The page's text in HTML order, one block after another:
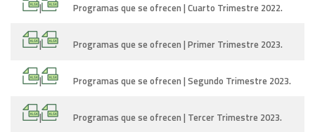
| Programas que se ofrecen | Cuarto Trimestre 2022.
| Programas que se ofrecen | Primer Trimestre 2023.
| Programas que se ofrecen | Segundo Trimestre 2023.
| Programas que se ofrecen | Tercer Trimestre 2023.